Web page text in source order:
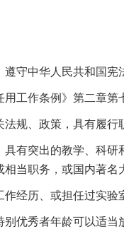
守中华人民共和国宪
用工作条例》第二章
法规、政策，具有履行
具有突出的教学、科
当职务，或国内著名
作经历、或担任过实
别优秀者年龄可以适当